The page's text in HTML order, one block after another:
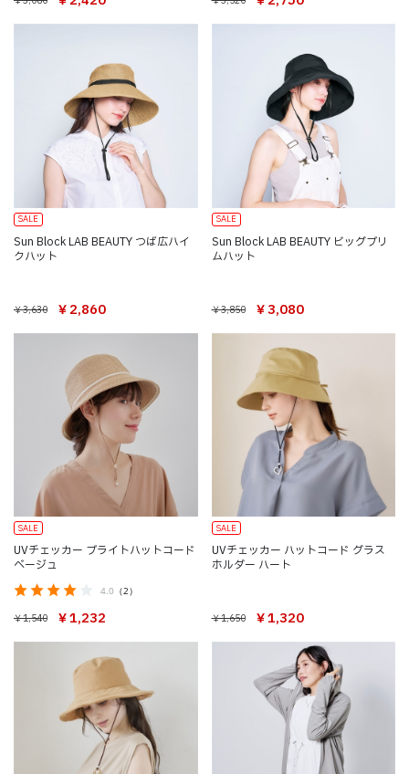
SALE
Sun Block LAB BEAUTY つば広ハイ
クハット
￥3,630 ￥2,860
SALE
Sun Block LAB BEAUTY ビッグブリ
ムハット
￥3,850 ￥3,080
SALE
UVチェッカー ブライトハットコード
ベージュ
4.0 （2）
￥1,540 ￥1,232
SALE
UVチェッカー ハットコード グラス
ホルダー ハート
￥1,650 ￥1,320